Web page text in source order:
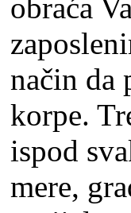
obraća
način da
korpe.
ispod
mere,